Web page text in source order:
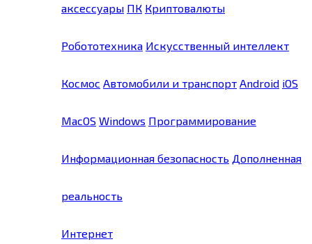
аксессуары ПК Криптовалюты
Робототехника Искусственный интеллект
Космос Автомобили и транспорт Android iOS
MacOS Windows Программирование
Информационная безопасность Дополненная
реальность
Интернет